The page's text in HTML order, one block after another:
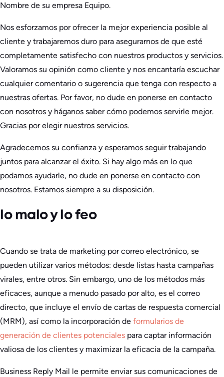
Nombre de su empresa Equipo.
Nos esforzamos por ofrecer la mejor experiencia posible al
cliente y trabajaremos duro para asegurarnos de que esté
completamente satisfecho con nuestros productos y servicios.
Valoramos su opinión como cliente y nos encantaría escuchar
cualquier comentario o sugerencia que tenga con respecto a
nuestras ofertas. Por favor, no dude en ponerse en contacto
con nosotros y háganos saber cómo podemos servirle mejor.
Gracias por elegir nuestros servicios.
Agradecemos su confianza y esperamos seguir trabajando
juntos para alcanzar el éxito. Si hay algo más en lo que
podamos ayudarle, no dude en ponerse en contacto con
nosotros. Estamos siempre a su disposición.
lo malo y lo feo
Cuando se trata de marketing por correo electrónico, se
pueden utilizar varios métodos: desde listas hasta campañas
virales, entre otros. Sin embargo, uno de los métodos más
eficaces, aunque a menudo pasado por alto, es el correo
directo, que incluye el envío de cartas de respuesta comercial
(MRM), así como la incorporación de formularios de
generación de clientes potenciales para captar información
valiosa de los clientes y maximizar la eficacia de la campaña.
Business Reply Mail le permite enviar sus comunicaciones de